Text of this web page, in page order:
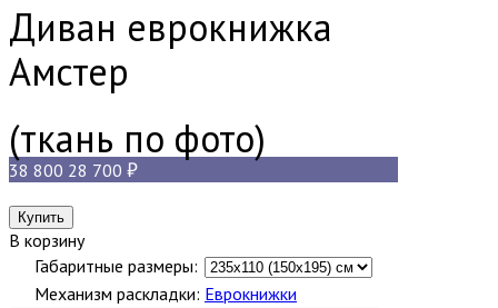
Диван еврокнижка
Амстер
(ткань по фото)
38 800 28 700
В корзину
Габаритные размеры:
Механизм раскладки: Еврокнижки